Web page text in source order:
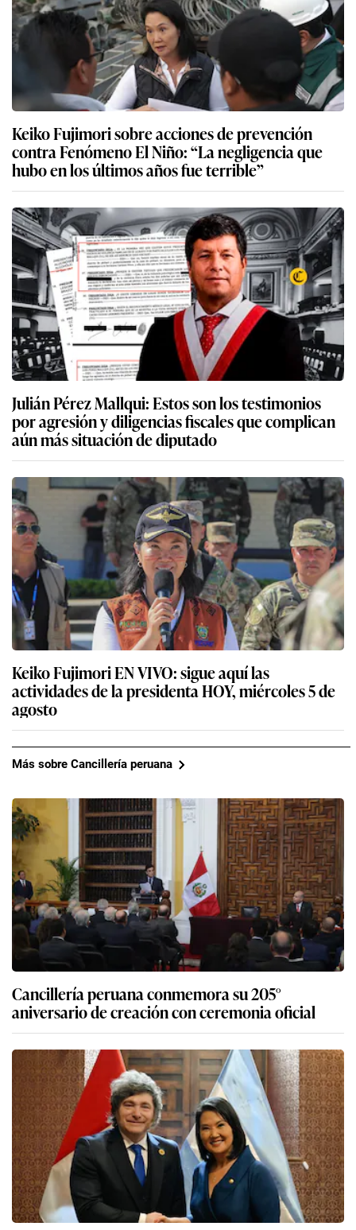
Keiko Fujimori sobre acciones de prevención
contra Fenómeno El Niño: “La negligencia que
hubo en los últimos años fue terrible”
Julián Pérez Mallqui: Estos son los testimonios
por agresión y diligencias fiscales que complican
aún más situación de diputado
Keiko Fujimori EN VIVO: sigue aquí las
actividades de la presidenta HOY, miércoles 5 de
agosto
Más sobre Cancillería peruana
Cancillería peruana conmemora su 205°
aniversario de creación con ceremonia oficial